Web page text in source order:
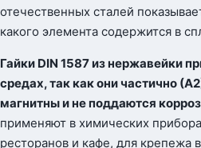
отечественных сталей
какого элемента содержится в
Гайки DIN 1587 из нержавейки
средах, так как они частично
магнитны и не поддаются
применяют в химических
ресторанов и кафе, для крепежа